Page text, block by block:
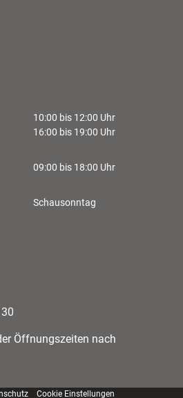
10:00 bis 12:00 Uhr
16:00 bis 19:00 Uhr
09:00 bis 18:00 Uhr
Schausonntag
Öffnungszeiten nach
Cookie Einstellungen